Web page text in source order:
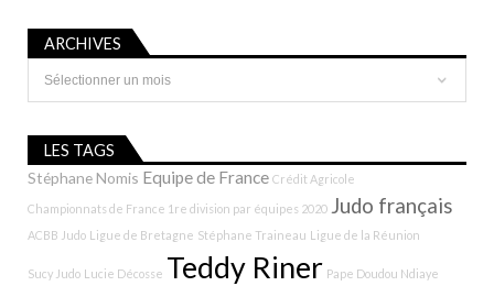
ARCHIVES
Archives
LES TAGS
Stéphane Nomis Equipe de France Crédit Agricole
Championnats de France 1re division par équipes 2020 Judo français
ACBB Judo Ligue de Bretagne Stéphane Traineau Ligue de la Réunion
Sucy Judo Lucie Décosse Teddy Riner Pape Doudou Ndiaye